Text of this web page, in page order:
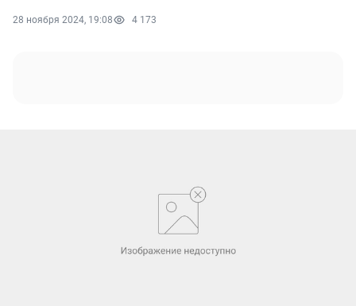
28 ноября 2024, 19:08 4 173